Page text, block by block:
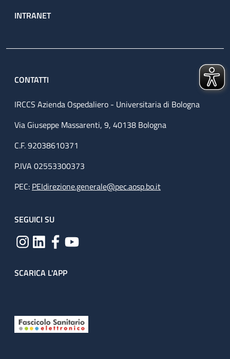
INTRANET
CONTATTI
IRCCS Azienda Ospedaliero - Universitaria di Bologna
Via Giuseppe Massarenti, 9, 40138 Bologna
C.F. 92038610371
P.IVA 02553300373
PEC: PEIdirezione.generale@pec.aosp.bo.it
SEGUICI SU
SCARICA L'APP